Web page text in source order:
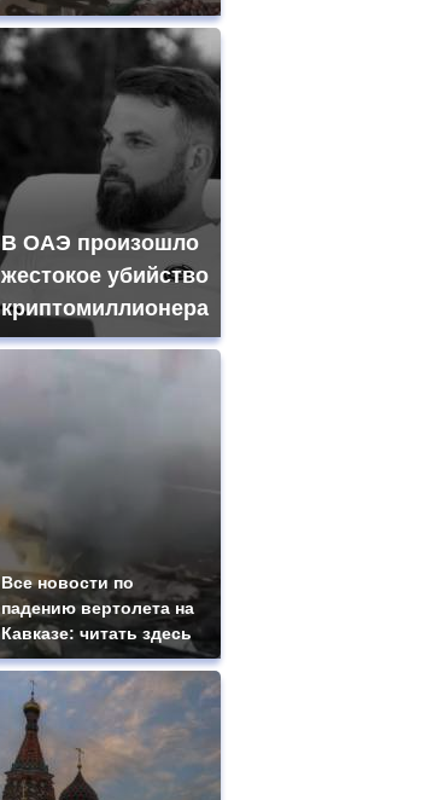
В ОАЭ произошло
жестокое убийство
криптомиллионера
Все новости по
падению вертолета на
Кавказе: читать здесь